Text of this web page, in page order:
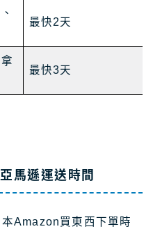
最快2天
最快3天
馬遜運送時間
Amazon買東西下單時